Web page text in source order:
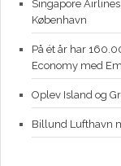
Singapore
København
På ét år har
Economy med
Oplev Island og
Billund Lufthavn